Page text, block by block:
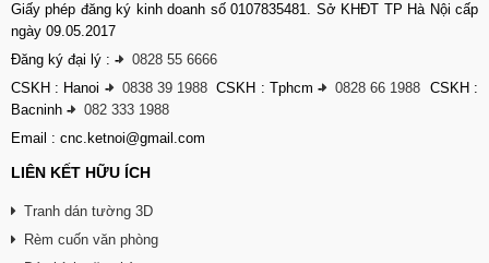
Giấy phép đăng ký kinh doanh số 0107835481. Sở KHĐT TP Hà Nội cấp
ngày 09.05.2017
Đăng ký đại lý : -
0828 55 6666
CSKH : Hanoi - 0838 39 1988 CSKH : Tphcm- 0828 66 1988 CSKH :
Bacninh -
082 333 1988
Email : cnc.ketnoi@gmail.com
LIÊN KẾT HỮU ÍCH
Tranh dán tường 3D
Rèm cuốn văn phòng